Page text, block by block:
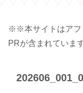
※※本サイトはアフ
PRが含まれてい